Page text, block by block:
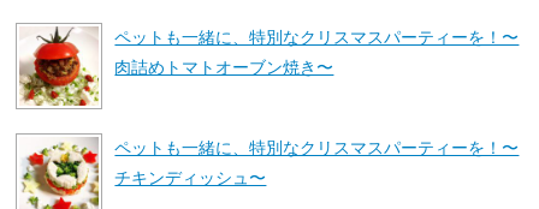
ペットも一緒に、特別なクリスマスパーティーを！〜
肉詰めトマトオーブン焼き〜
ペットも一緒に、特別なクリスマスパーティーを！〜
チキンディッシュ〜